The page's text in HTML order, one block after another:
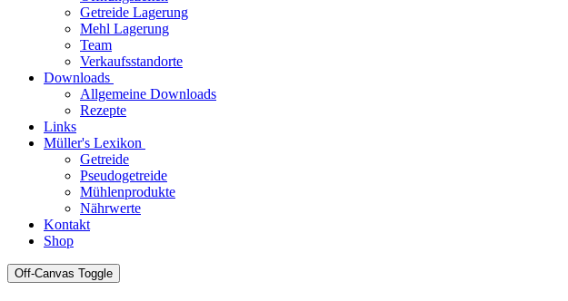
Getreide Lagerung
Mehl Lagerung
Team
Verkaufsstandorte
Downloads
Allgemeine Downloads
Rezepte
Links
Müller's Lexikon
Getreide
Pseudogetreide
Mühlenprodukte
Nährwerte
Kontakt
Shop
Off-Canvas Toggle